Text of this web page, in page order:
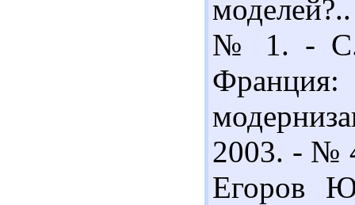
№ 1. - С.
2003. - №
Егоров